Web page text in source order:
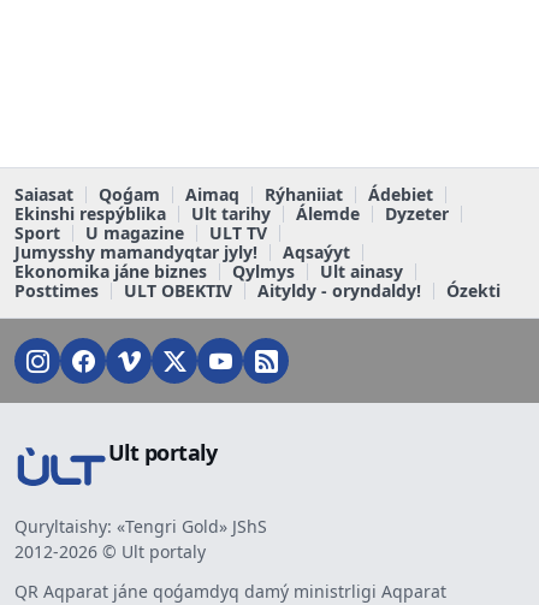
Saiasat Qoǵam Aimaq Rýhaniiat
Ádebiet
Ekinshi respýblika
Ult tarihy Álemde
Dyzeter
Sport
U magazine
ULT TV
Jumysshy mamandyqtar jyly!
Aqsaýyt
Ekonomika jáne biznes
Qylmys
Ult ainasy
Posttimes
ULT OBEKTIV Aityldy - oryndaldy! Ózekti
Ult portaly
Quryltaishy: «Tengri Gold» JShS
2012-2026 © Ult portaly
QR Aqparat jáne qoǵamdyq damý ministrligi Aqparat